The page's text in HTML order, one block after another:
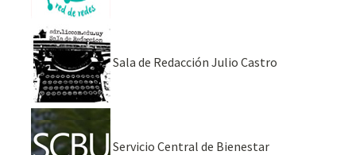
Sala de Redacción Julio Castro
Servicio Central de Bienestar